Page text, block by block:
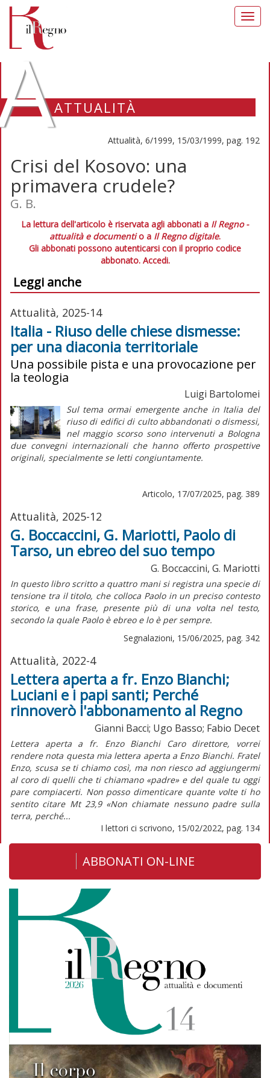
ATTUALITÀ
Attualità, 6/1999, 15/03/1999, pag. 192
Crisi del Kosovo: una
primavera crudele?
G. B.
La lettura dell'articolo è riservata agli abbonati a Il Regno -
attualità e documentio a Il Regno digitale.
Gli abbonati possono autenticarsi con il proprio codice
abbonato. Accedi.
Leggi anche
Attualità, 2025-14
Italia - Riuso delle chiese dismesse:
per una diaconia territoriale
Una possibile pista e una provocazione per
la teologia
Luigi Bartolomei
Sul tema ormai emergente anche in Italia del
riuso di edifici di culto abbandonati o dismessi,
nel maggio scorso sono intervenuti a Bologna
due convegni internazionali che hanno offerto prospettive
originali, specialmente se letti congiuntamente.
Articolo, 17/07/2025, pag. 389
Attualità, 2025-12
G. Boccaccini, G. Mariotti, Paolo di
Tarso, un ebreo del suo tempo
G. Boccaccini, G. Mariotti
In questo libro scritto a quattro mani si registra una specie di
tensione tra il titolo, che colloca Paolo in un preciso contesto
storico, e una frase, presente più di una volta nel testo,
secondo la quale Paolo è ebreo e lo è per sempre.
Segnalazioni, 15/06/2025, pag. 342
Attualità, 2022-4
Lettera aperta a fr. Enzo Bianchi;
Luciani e i papi santi; Perché
rinnoverò l'abbonamento al Regno
Gianni Bacci; Ugo Basso; Fabio Decet
Lettera aperta a fr. Enzo Bianchi Caro direttore, vorrei
rendere nota questa mia lettera aperta a Enzo Bianchi. Fratel
Enzo, scusa se ti chiamo così, ma non riesco ad aggiungermi
al coro di quelli che ti chiamano «padre» e del quale tu oggi
pare compiacerti. Non posso dimenticare quante volte ti ho
sentito citare Mt 23,9 «Non chiamate nessuno padre sulla
terra, perché...
I lettori ci scrivono, 15/02/2022, pag. 134
ABBONATI ON-LINE